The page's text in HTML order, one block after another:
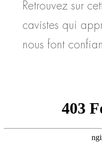
Retrouvez sur
cavistes qui
nous font